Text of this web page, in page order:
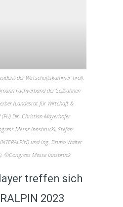
der Wirtschaftskammer Tirol),
Fachverband der Seilbahnen
(Landesrat für Wirtchaft &
(FH) Dir. Christian Mayerhofer
Messe Innsbruck), Stefan
und Ing. Bruno Walter
©Congress Messe Innsbruck
treffen sich
2023